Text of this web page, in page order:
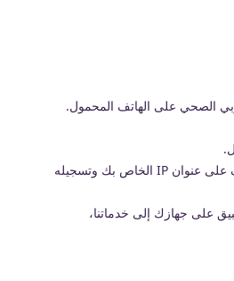
عنوان بروتوكول الإنترنت (IP) الخاص بك هو رقم يُخصص تلقائيًا لجهاز الكمبيوتر أو الجهاز الذي تستخدمه من قبل مزود خدمة الإنترنت. يتم التعرف على عنوان IP الخاص بك وتسجيله
على جهازك إلى خدماتنا،